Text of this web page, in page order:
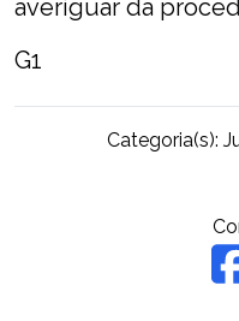
averiguar da
G1
Categoria(s):